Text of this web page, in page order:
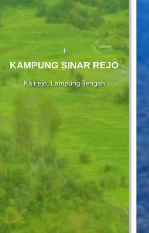
KAMPUNG SINAR REJO
Kalirejo, Lampung Tengah